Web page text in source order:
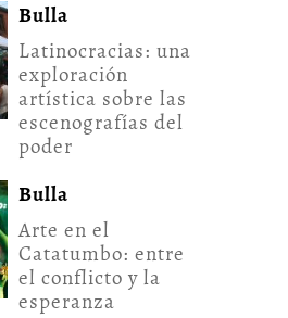
Bulla
Latinocracias: una
exploración
artística sobre las
escenografías del
poder
Bulla
Arte en el
Catatumbo: entre
el conflicto y la
esperanza